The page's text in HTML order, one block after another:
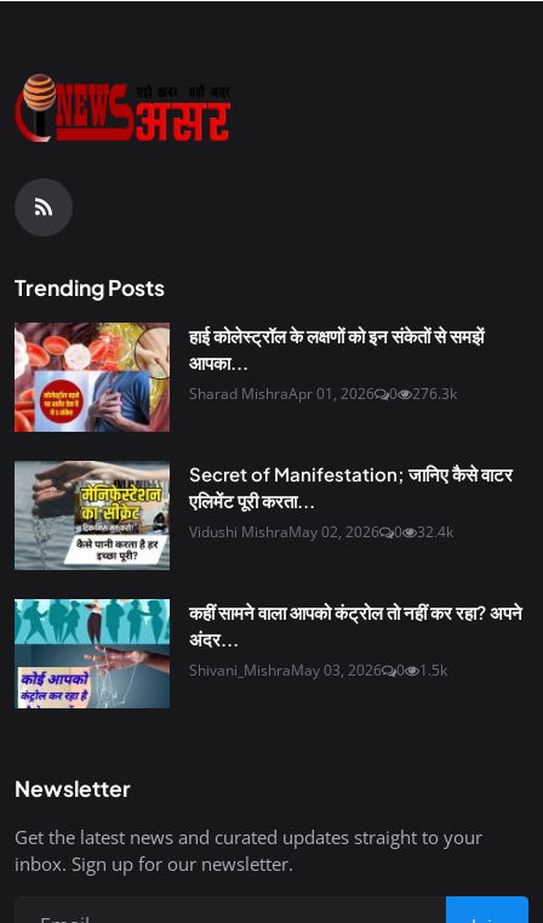
Trending Posts
हाई कोलेस्ट्रॉल के लक्षणों को इन संकेतों से समझें
आपका...
Sharad MishraApr 01, 2026 0 276.3k
Secret of Manifestation; जानिए कैसे वाटर
एलिमेंट पूरी करता...
Vidushi MishraMay 02, 2026 0 32.4k
कहीं सामने वाला आपको कंट्रोल तो नहीं कर रहा? अपने
अंदर...
Shivani_MishraMay 03, 2026 0 1.5k
Newsletter
Get the latest news and curated updates straight to your
inbox. Sign up for our newsletter.